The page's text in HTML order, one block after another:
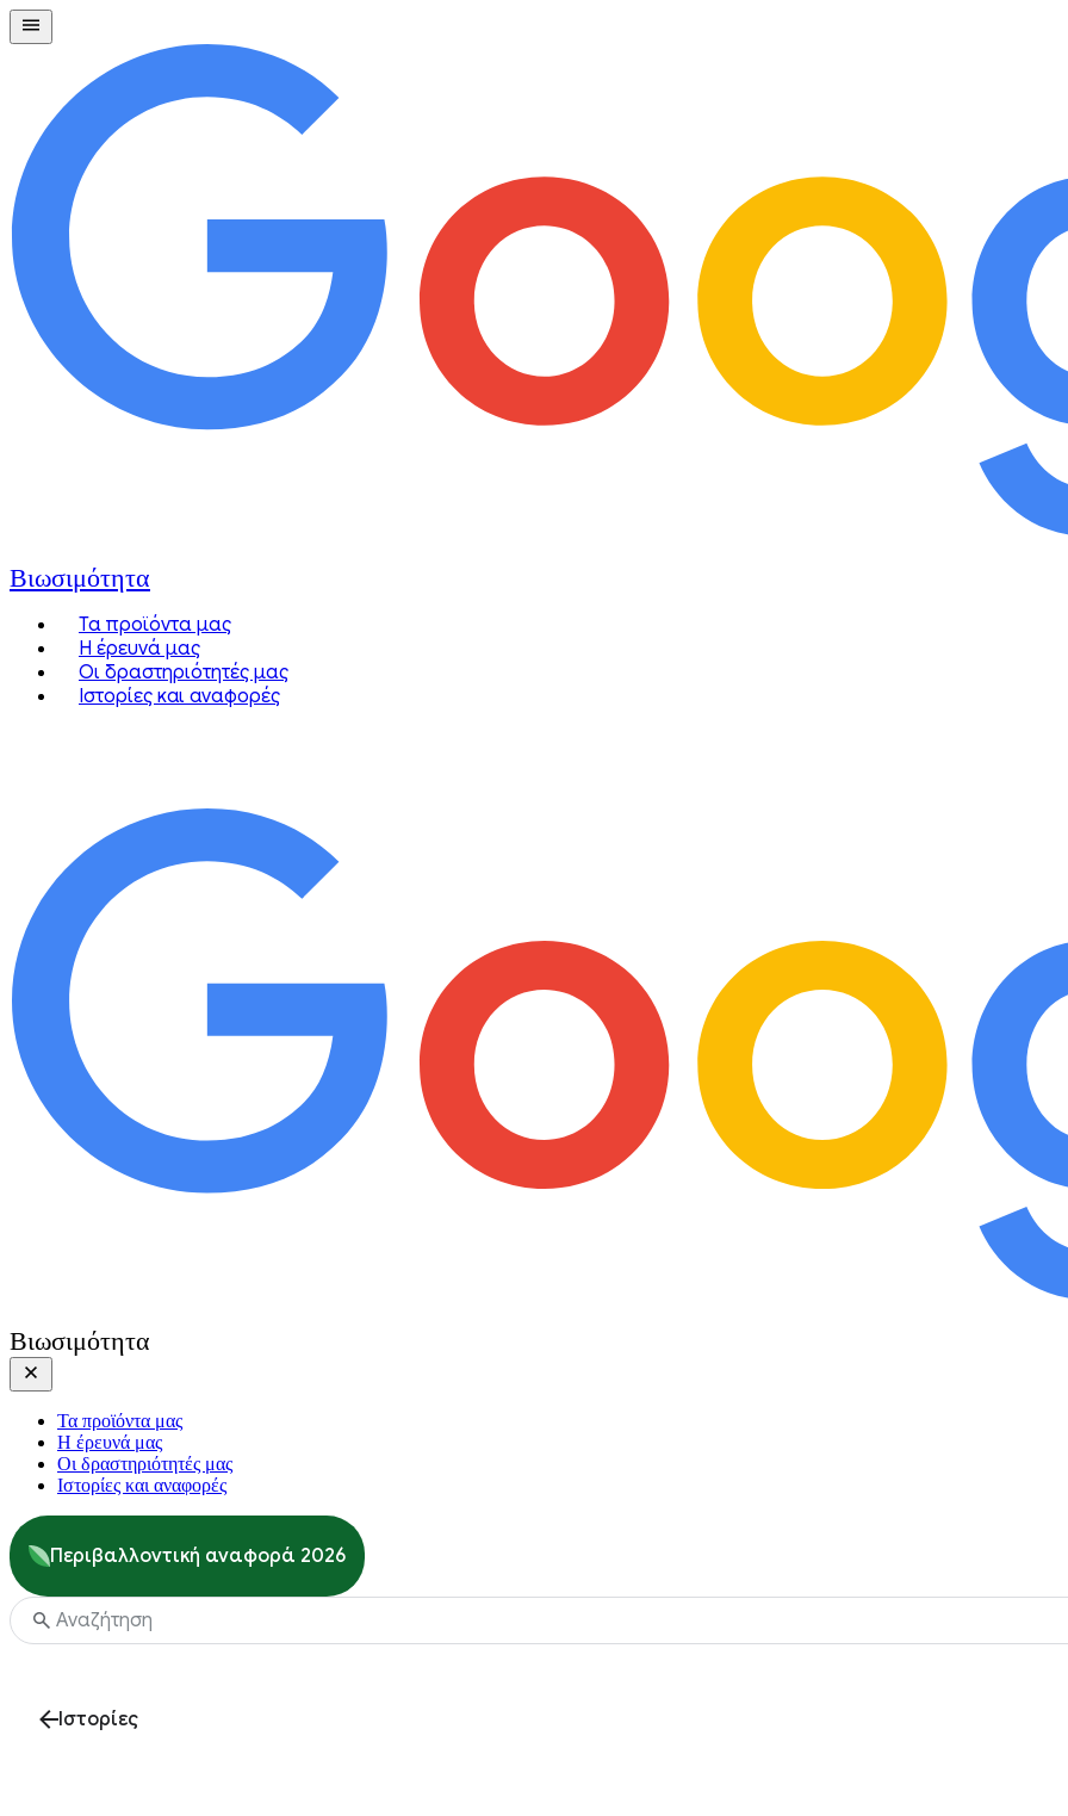
Βιωσιμότητα
Τα προϊόντα μας
Η έρευνά μας
Οι δραστηριότητές μας
Ιστορίες και αναφορές
Βιωσιμότητα
Τα προϊόντα μας
Η έρευνά μας
Οι δραστηριότητές μας
Ιστορίες και αναφορές
Περιβαλλοντική αναφορά 2026
Ιστορίες